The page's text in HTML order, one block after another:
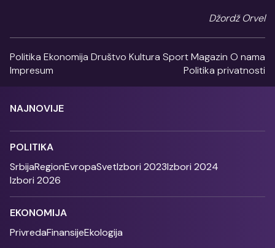
Džordž Orvel
Politika Ekonomija Društvo Kultura SportMagazin O nama
Impresum
Politika privatnosti
NAJNOVIJE
POLITIKA
SrbijaRegionEvropaSvetIzbori 2023Izbori 2024
Izbori 2026
EKONOMIJA
PrivredaFinansijeEkologija